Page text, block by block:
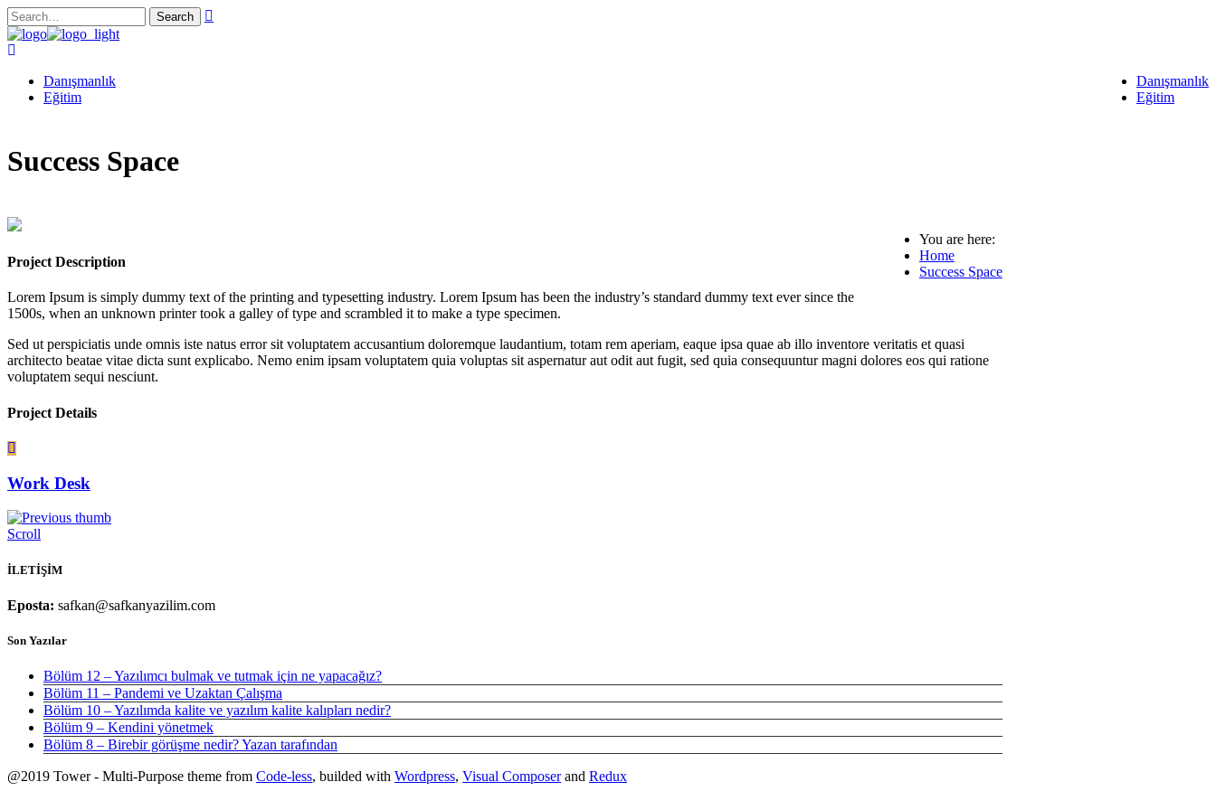
Search
Danışmanlık
Eğitim
Danışmanlık
Eğitim
Success Space
You are here:
Home
Success Space
Project Description
Lorem Ipsum is simply dummy text of the printing and typesetting industry. Lorem Ipsum has been the industry’s standard dummy text ever since the
1500s, when an unknown printer took a galley of type and scrambled it to make a type specimen.
Sed ut perspiciatis unde omnis iste natus error sit voluptatem accusantium doloremque laudantium, totam rem aperiam, eaque ipsa quae ab illo inventore veritatis et quasi
architecto beatae vitae dicta sunt explicabo. Nemo enim ipsam voluptatem quia voluptas sit aspernatur aut odit aut fugit, sed quia consequuntur magni dolores eos qui ratione
voluptatem sequi nesciunt.
Project Details
Work Desk
Scroll
İLETİŞİM
Eposta: safkan@safkanyazilim.com
Son Yazılar
Bölüm 12 – Yazılımcı bulmak ve tutmak için ne yapacağız?
Bölüm 11 – Pandemi ve Uzaktan Çalışma
Bölüm 10 – Yazılımda kalite ve yazılım kalite kalıpları nedir?
Bölüm 9 – Kendini yönetmek
Bölüm 8 – Birebir görüşme nedir? Yazan tarafından
@2019 Tower - Multi-Purpose theme from Code-less, builded with Wordpress, Visual Composerand Redux